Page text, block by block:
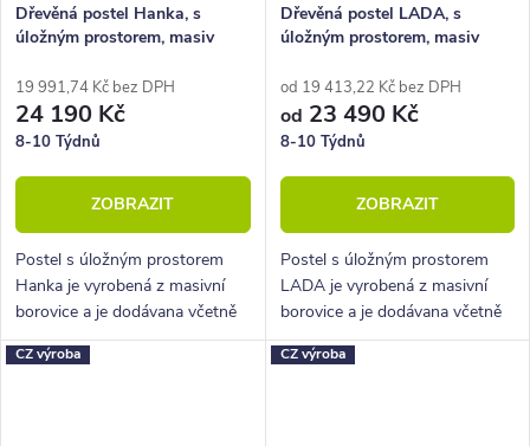
Dřevěná postel Hanka, s
úložným prostorem, masiv
19 991,74 Kč bez DPH
24 190 Kč
8-10 Týdnů
ZOBRAZIT
Postel s úložným prostorem
Hanka je vyrobená z masivní
borovice a je dodávana včetně
kvalitních lamelových roštů s
nosností až 130 kg.
Dřevěná postel LADA, s
úložným prostorem, masiv
od 19 413,22 Kč bez DPH
od 23 490 Kč
8-10 Týdnů
ZOBRAZIT
Postel s úložným prostorem
LADA je vyrobená z masivní
borovice a je dodávana včetně
kvalitních lamelových roštů s
nosností až 130 kg. Tuto postel
CZ výroba CZ výroba